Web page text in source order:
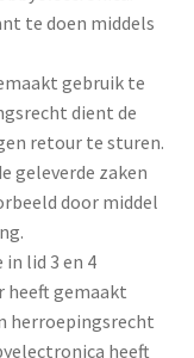
te doen middels
gebruik te
dient de
retour te sturen.
geleverde zaken
door middel
lid 3 en 4
heeft gemaakt
herroepingsrecht
heeft